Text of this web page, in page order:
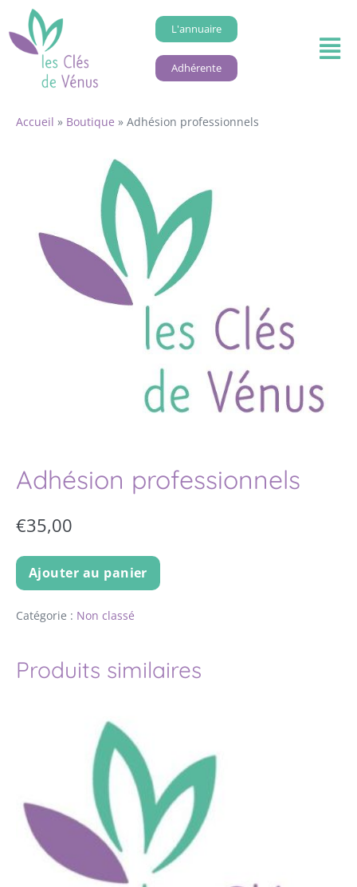
L'annuaire
Adhérente
Accueil » Boutique » Adhésion professionnels
Adhésion professionnels
€35,00
Ajouter au panier
Catégorie : Non classé
Produits similaires